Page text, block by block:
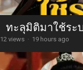
ทะลุมิติมาใช้ระ
12 views · 19 hours ago